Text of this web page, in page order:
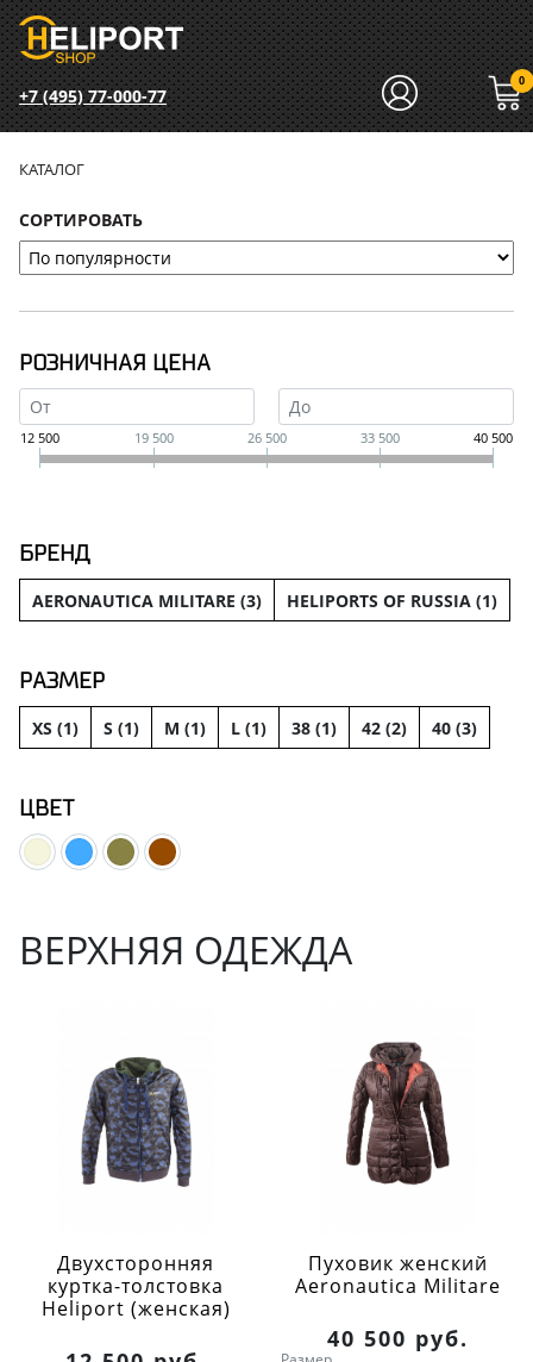
+7 (495) 77-000-77
0
КАТАЛОГ
СОРТИРОВАТЬ
РОЗНИЧНАЯ ЦЕНА
12 500 19 500 26 500 33 500 40 500
БРЕНД
AERONAUTICA MILITARE (3) HELIPORTS OF RUSSIA (1)
РАЗМЕР
XS (1) S (1) M (1) L (1) 38 (1) 42 (2) 40 (3)
ЦВЕТ
ВЕРХНЯЯ ОДЕЖДА
Двухсторонняя
куртка-толстовка
Heliport (женская)
Пуховик женский
Aeronautica Militare
40 500 руб.